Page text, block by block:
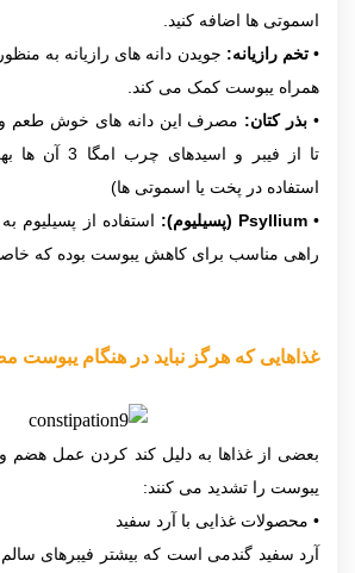
اسموتی ها اضافه کنید.
•تخم رازیانه: جویدن دانه های رازیانه به
همراه یبوست کمک می کند.
• بذر کتان: مصرف این دانه های خوش طعم
تا از فیبر و
استفاده در پخت یا اسموتی ها)
•
Psyllium (پسیلیوم): استفاده از پسیلیوم
راهی مناسب برای کاهش یبوست بوده که
غذاهایی که هرگز نباید در هنگام
بعضی از غذاها به دلیل کند کردن عمل هضم
یبوست را تشدید می کنند:
• محصولات غذایی با آرد سفید
آرد سفید گندمی است که بیشتر فیبرهای سالم